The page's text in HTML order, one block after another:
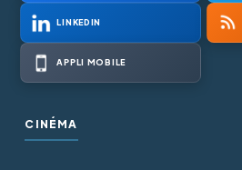
LINKEDIN
APPLI MOBILE
CINÉMA